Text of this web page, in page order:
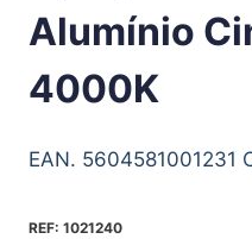
Alumínio
4000K
EAN. 5604581001231
REF: 1021240